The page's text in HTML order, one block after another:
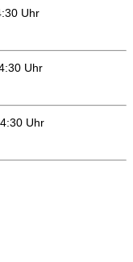
Uhr
Uhr
Uhr